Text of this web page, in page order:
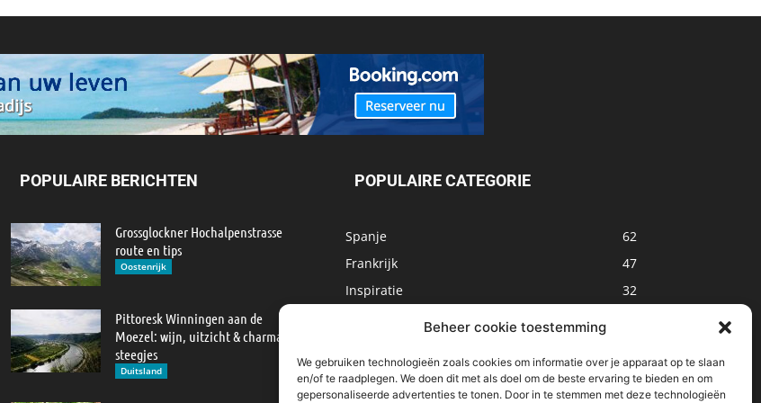
Beheer cookie toestemming
We gebruiken technologieën zoals cookies om informatie over je apparaat op te slaan
en/of te raadplegen. We doen dit met als doel om de beste ervaring te bieden en om
gepersonaliseerde advertenties te tonen. Door in te stemmen met deze technologieën
POPULAIRE BERICHTEN
Grossglockner Hochalpenstrasse
route en tips
Oostenrijk
Pittoresk Winningen aan de
Moezel: wijn, uitzicht & charmante
steegjes
Duitsland
POPULAIRE CATEGORIE
Spanje
62
Frankrijk
47
Inspiratie
32
Malta
31
Roemenië
29